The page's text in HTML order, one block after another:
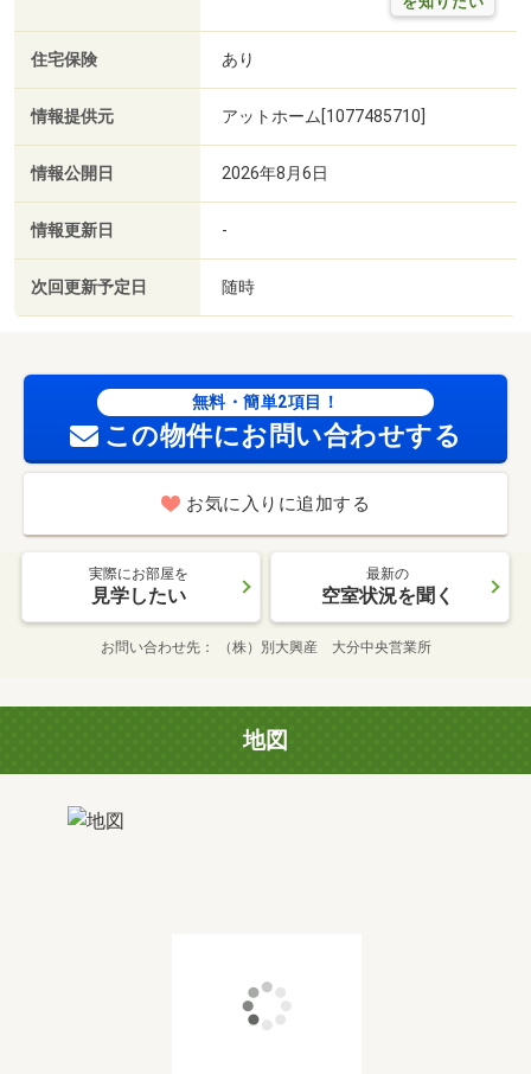
住宅保険 あり
情報提供元 アットホーム[1077485710]
情報公開日 2026年8月6日
情報更新日 -
次回更新予定日 随時
無料・簡単2項目！
この物件にお問い合わせする
お気に入りに追加する
実際にお部屋を
見学したい
最新の
空室状況を聞く
お問い合わせ先 （株）別大興産 大分中央営業所
地図